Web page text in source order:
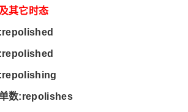
其它时态
数:repolishes